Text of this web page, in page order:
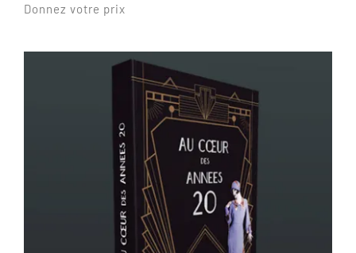
Donnez votre prix